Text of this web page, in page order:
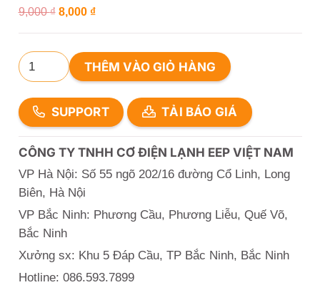
9,000₫ Giá
gốc
là:
9,000 ₫.
8,000 ₫Giá
hiện
là:
8,000 ₫.
Băng
dính
điện
số
lượng
THÊM VÀO GIỎ HÀNG
SUPPORT TẢI BÁO GIÁ
CÔNG TY TNHH CƠ ĐIỆN LẠNH EEP VIỆT NAM
VP Hà Nội: Số 55 ngõ 202/16 đường Cổ Linh, Long
Biên, Hà Nội
VP Bắc Ninh: Phương Cầu, Phương Liễu, Quế Võ,
Bắc Ninh
Xưởng sx: Khu 5 Đáp Cầu, TP Bắc Ninh, Bắc Ninh
Hotline: 086.593.7899